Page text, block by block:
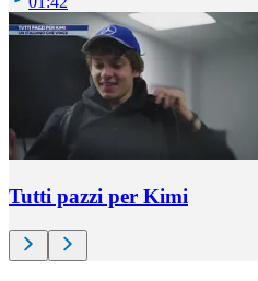
Tutti pazzi per Kimi